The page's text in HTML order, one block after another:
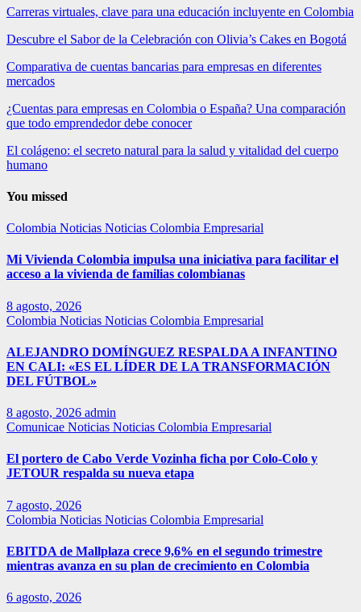
Carreras virtuales, clave para una educación incluyente en Colombia
Descubre el Sabor de la Celebración con Olivia’s Cakes en Bogotá
Comparativa de cuentas bancarias para empresas en diferentes
mercados
¿Cuentas para empresas en Colombia o España? Una comparación
que todo emprendedor debe conocer
El colágeno: el secreto natural para la salud y vitalidad del cuerpo
humano
You missed
Colombia Noticias Noticias Colombia Empresarial
Mi Vivienda Colombia impulsa una iniciativa para facilitar el
acceso a la vivienda de familias colombianas
8 agosto, 2026
Colombia Noticias Noticias Colombia Empresarial
ALEJANDRO DOMÍNGUEZ RESPALDA A INFANTINO
EN CALI: «ES EL LÍDER DE LA TRANSFORMACIÓN
DEL FÚTBOL»
8 agosto, 2026 admin
Comunicae Noticias Noticias Colombia Empresarial
El portero de Cabo Verde Vozinha ficha por Colo-Colo y
JETOUR respalda su nueva etapa
7 agosto, 2026
Colombia Noticias Noticias Colombia Empresarial
EBITDA de Mallplaza crece 9,6% en el segundo trimestre
mientras avanza en su plan de crecimiento en Colombia
6 agosto, 2026